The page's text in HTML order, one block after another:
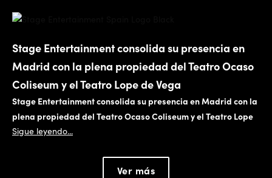
Stage Entertainment consolida su presencia en
Madrid con la plena propiedad del Teatro Ocaso
Coliseum y el Teatro Lope de Vega
Stage Entertainment consolida su presencia en Madrid con la
plena propiedad del Teatro Ocaso Coliseum y el Teatro Lope
Sigue leyendo...
Ver más